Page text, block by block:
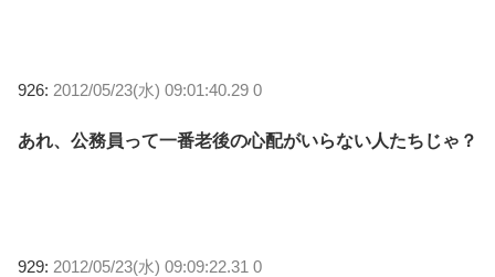
926: 2012/05/23(水) 09:01:40.29 0
あれ、公務員って一番老後の心配がいらない人たちじゃ？
929: 2012/05/23(水) 09:09:22.31 0